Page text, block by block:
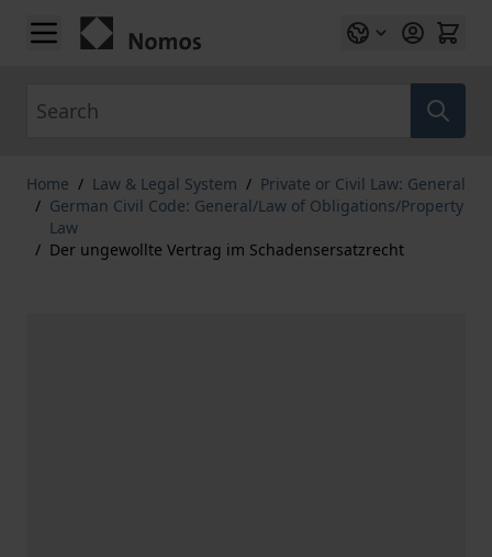
Skip to Content
Home / Law & Legal System / Private or Civil Law: General
/ German Civil Code: General/Law of Obligations/Property
Law
/ Der ungewollte Vertrag im Schadensersatzrecht